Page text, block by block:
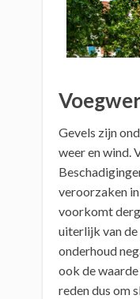
Gevels zijn
weer en wind.
veroorzaken
voorkomt
uiterlijk van
onderhoud
ook de
reden dus om